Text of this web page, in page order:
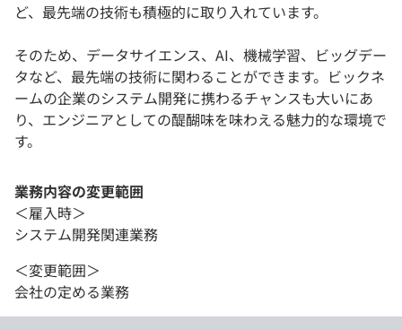
ど、最先端の技術も積極的に取り入れています。
そのため、データサイエンス、AI、機械学習、ビッグデー
タなど、最先端の技術に関わることができます。ビックネ
ームの企業のシステム開発に携わるチャンスも大いにあ
り、エンジニアとしての醍醐味を味わえる魅力的な環境で
す。
業務内容の変更範囲
＜雇入時＞
システム開発関連業務
＜変更範囲＞
会社の定める業務